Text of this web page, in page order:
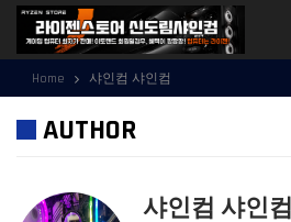
Home 샤인컴 샤인컴
AUTHOR
샤인컴 샤인컴